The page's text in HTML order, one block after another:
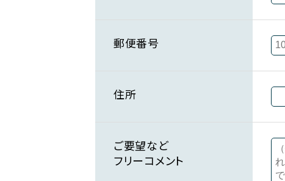
郵便番号
住所
ご要望など
フリーコメント